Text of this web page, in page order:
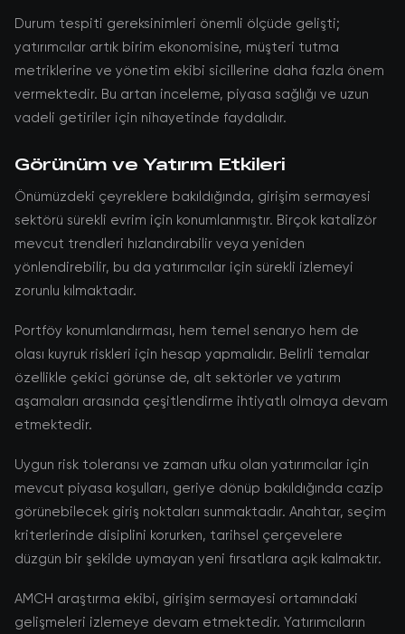
Durum tespiti gereksinimleri önemli ölçüde gelişti;
yatırımcılar artık birim ekonomisine, müşteri tutma
metriklerine ve yönetim ekibi sicillerine daha fazla önem
vermektedir. Bu artan inceleme, piyasa sağlığı ve uzun
vadeli getiriler için nihayetinde faydalıdır.
Görünüm ve Yatırım Etkileri
Önümüzdeki çeyreklere bakıldığında, girişim sermayesi
sektörü sürekli evrim için konumlanmıştır. Birçok katalizör
mevcut trendleri hızlandırabilir veya yeniden
yönlendirebilir, bu da yatırımcılar için sürekli izlemeyi
zorunlu kılmaktadır.
Portföy konumlandırması, hem temel senaryo hem de
olası kuyruk riskleri için hesap yapmalıdır. Belirli temalar
özellikle çekici görünse de, alt sektörler ve yatırım
aşamaları arasında çeşitlendirme ihtiyatlı olmaya devam
etmektedir.
Uygun risk toleransı ve zaman ufku olan yatırımcılar için
mevcut piyasa koşulları, geriye dönüp bakıldığında cazip
görünebilecek giriş noktaları sunmaktadır. Anahtar, seçim
kriterlerinde disiplini korurken, tarihsel çerçevelere
düzgün bir şekilde uymayan yeni fırsatlara açık kalmaktır.
AMCH araştırma ekibi, girişim sermayesi ortamındaki
gelişmeleri izlemeye devam etmektedir. Yatırımcıların